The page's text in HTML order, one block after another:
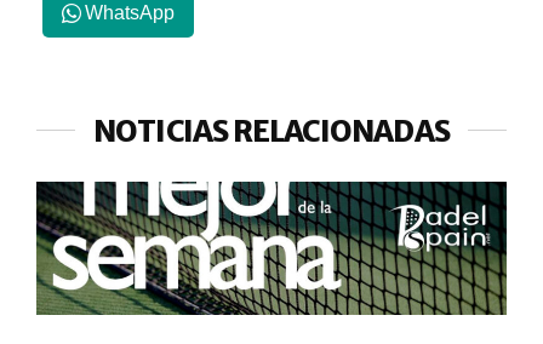
WhatsApp
NOTICIAS RELACIONADAS